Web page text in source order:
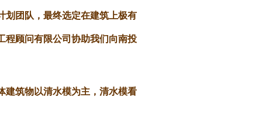
划团队，最终选定在建筑上极有
程顾问有限公司协助我们向南投
建筑物以清水模为主，清水模看